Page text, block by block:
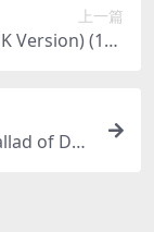
上一篇
Version) (199
of Do